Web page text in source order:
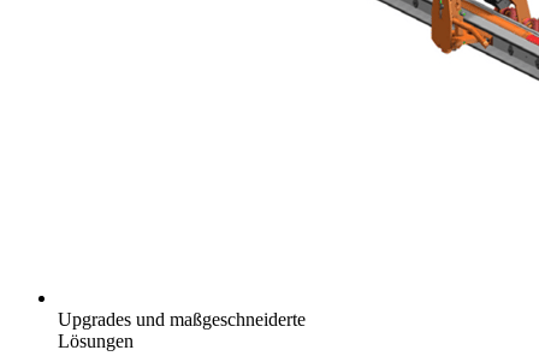
Upgrades und maßgeschneiderte
Lösungen